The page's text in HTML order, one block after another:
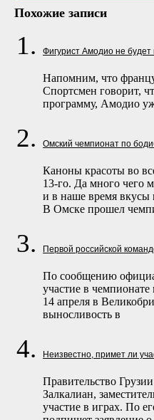
Похожие записи
Фигурист Амодио не
Напомним, что
Спортсмен говорит,
программу, Амодио
Омский чемпионат по
Каноны красоты во
13-го. Да много чего
и в наше время вкусы
В Омске прошел
Первой российской
По сообщению
участие в
14 апреля в
выносливость в
Неизвестно, примет ли
Правительство
Залкалиан,
участие в играх. По